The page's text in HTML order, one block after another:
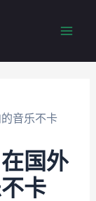
音乐不卡
国外
卡